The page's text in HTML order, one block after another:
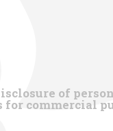
of
commercial